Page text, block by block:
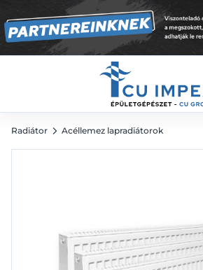
Radiátor Acéllemez lapradiátorok
45 446 Ft